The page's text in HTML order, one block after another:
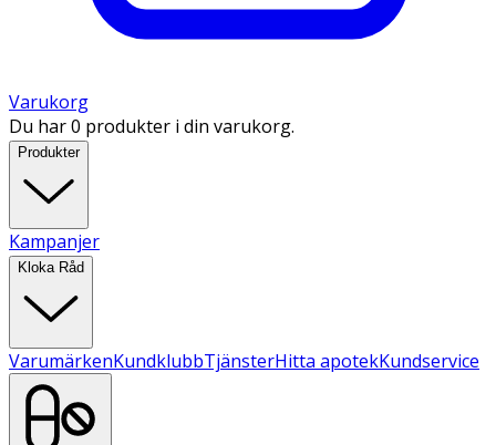
Varukorg
Du har 0 produkter i din varukorg.
Produkter
Kampanjer
Kloka Råd
VarumärkenKundklubbTjänsterHitta apotekKundservice